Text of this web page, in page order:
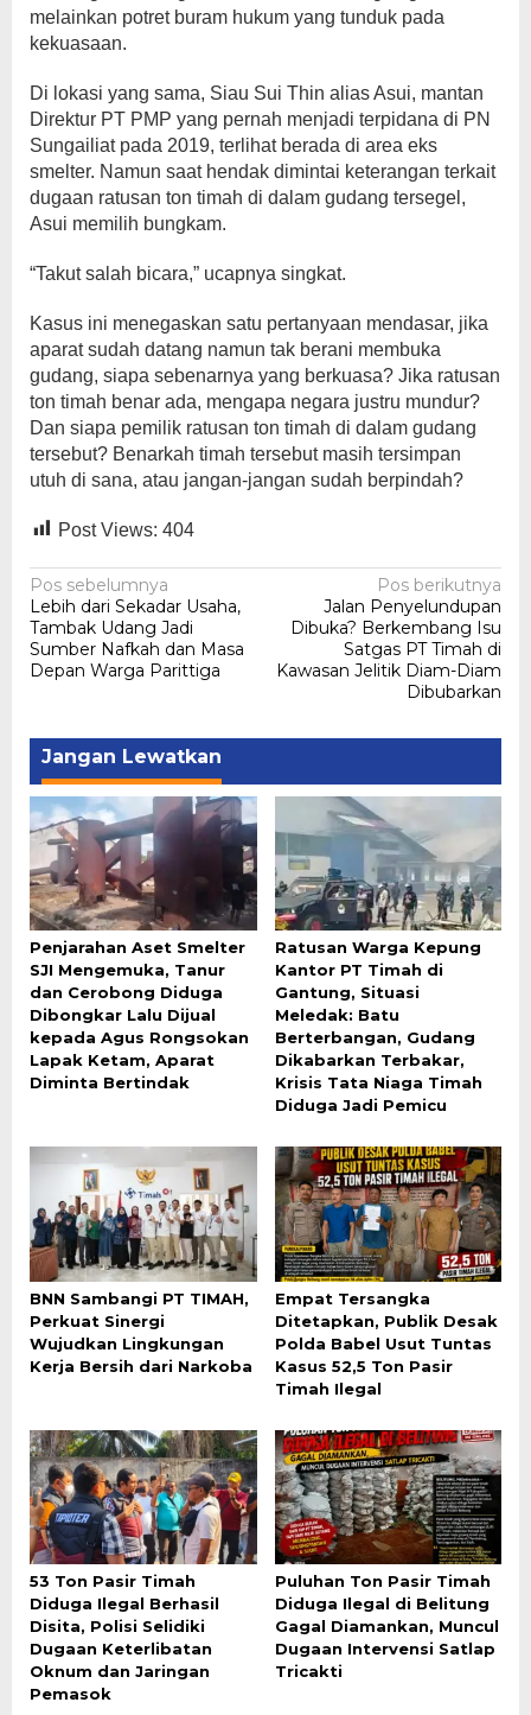
melainkan potret buram hukum yang tunduk pada
kekuasaan.
Di lokasi yang sama, Siau Sui Thin alias Asui, mantan
Direktur PT PMP yang pernah menjadi terpidana di PN
Sungailiat pada 2019, terlihat berada di area eks
smelter. Namun saat hendak dimintai keterangan terkait
dugaan ratusan ton timah di dalam gudang tersegel,
Asui memilih bungkam.
“Takut salah bicara,” ucapnya singkat.
Kasus ini menegaskan satu pertanyaan mendasar, jika
aparat sudah datang namun tak berani membuka
gudang, siapa sebenarnya yang berkuasa? Jika ratusan
ton timah benar ada, mengapa negara justru mundur?
Dan siapa pemilik ratusan ton timah di dalam gudang
tersebut? Benarkah timah tersebut masih tersimpan
utuh di sana, atau jangan-jangan sudah berpindah?
Post Views: 404
Navigasi
pos
Pos sebelumnya
Lebih dari Sekadar Usaha,
Tambak Udang Jadi
Sumber Nafkah dan Masa
Depan Warga Parittiga
Pos berikutnya
Jalan Penyelundupan
Dibuka? Berkembang Isu
Satgas PT Timah di
Kawasan Jelitik Diam-Diam
Dibubarkan
Jangan Lewatkan
Penjarahan Aset Smelter
SJI Mengemuka, Tanur
dan Cerobong Diduga
Dibongkar Lalu Dijual
kepada Agus Rongsokan
Lapak Ketam, Aparat
Diminta Bertindak
Ratusan Warga Kepung
Kantor PT Timah di
Gantung, Situasi
Meledak: Batu
Berterbangan, Gudang
Dikabarkan Terbakar,
Krisis Tata Niaga Timah
Diduga Jadi Pemicu
BNN Sambangi PT TIMAH,
Perkuat Sinergi
Wujudkan Lingkungan
Kerja Bersih dari Narkoba
Empat Tersangka
Ditetapkan, Publik Desak
Polda Babel Usut Tuntas
Kasus 52,5 Ton Pasir
Timah Ilegal
53 Ton Pasir Timah
Diduga Ilegal Berhasil
Disita, Polisi Selidiki
Dugaan Keterlibatan
Oknum dan Jaringan
Pemasok
Puluhan Ton Pasir Timah
Diduga Ilegal di Belitung
Gagal Diamankan, Muncul
Dugaan Intervensi Satlap
Tricakti